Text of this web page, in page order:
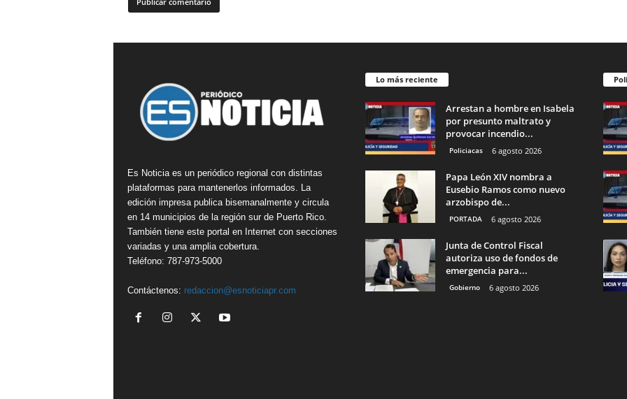
Es Noticia es un periódico regional con distintas
plataformas para mantenerlos informados. La
edición impresa publica bisemanalmente y circula
en 14 municipios de la región sur de Puerto Rico.
También tiene este portal en Internet con secciones
variadas y una amplia cobertura.
Teléfono: 787-973-5000
Contáctenos: redaccion@esnoticiapr.com
Lo más reciente
Arrestan a hombre en Isabela
por presunto maltrato y
provocar incendio...
Policiacas 6 agosto 2026
Papa León XIV nombra a
Eusebio Ramos como nuevo
arzobispo de...
PORTADA 6 agosto 2026
Junta de Control Fiscal
autoriza uso de fondos de
emergencia para...
Gobierno 6 agosto 2026